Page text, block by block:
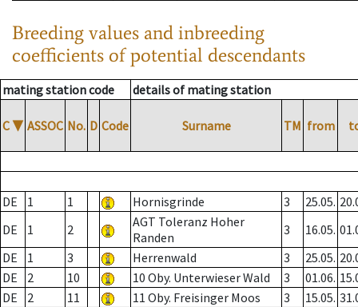
Breeding values and inbreeding
coefficients of potential descendants
mating station code details of mating station
C ▼ ASSOC No. D Code Surname TM from
DE 1 1 Hornisgrinde 3 25.05.
DE
1 2
AGT Toleranz Hoher
Randen
3 16.05.
DE
1 3 Herrenwald 3 25.05.
DE
2 10 10 Oby. Unterwieser Wald 3 01.06.
DE
2 11 11 Oby. Freisinger Moos 3 15.05.